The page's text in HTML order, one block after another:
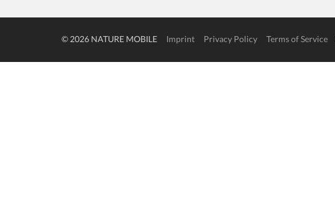
© 2026 NATURE MOBILE Imprint Privacy Policy Terms of Service